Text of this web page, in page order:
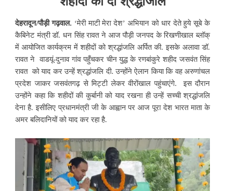
देहरादून/पौड़ी गढ़वाल. ‘मेरी माटी मेरा देश’ अभियान को धार देते हुये सूबे के
कैबिनेट मंत्री डॉ. धन सिंह रावत ने आज पौड़ी जनपद के रिखणीखाल ब्लॉक्
में आयोजित कार्यक्रम में शहीदों को श्रद्धांजलि अर्पित की. इसके अलावा डॉ.
रावत ने वाडयूं-दुनाव गांव पहुँचकर चीन युद्ध के रणबांकुरे शहीद जसवंत सिंह
रावत को याद कर उन्हें श्रद्धांजलि दी. उन्होंने ऐलान किया कि वह अरुणांचल
प्रदेश जाकर जसवंतगढ़ से मिट्टी लेकर वीरोंखाल पहुंचाएंगे. इस दौरान
उन्होंने कहा कि शहीदों की कुर्बानी को याद रखना ही उन्हें सच्ची श्रद्धांजलि
देना है. इसीलिए प्रधानमंत्री जी के आह्वान पर आज पूरा देश भारत माता के
अमर बलिदानियों को याद कर रहा है.